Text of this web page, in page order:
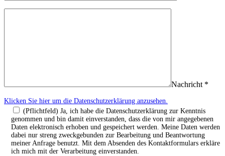
Nachricht *
Klicken Sie hier um die Datenschutzerklärung anzusehen.
(Pflichtfeld) Ja, ich habe die Datenschutzerklärung zur Kenntnis
genommen und bin damit einverstanden, dass die von mir angegebenen
Daten elektronisch erhoben und gespeichert werden. Meine Daten werden
dabei nur streng zweckgebunden zur Bearbeitung und Beantwortung
meiner Anfrage benutzt. Mit dem Absenden des Kontaktformulars erkläre
ich mich mit der Verarbeitung einverstanden.